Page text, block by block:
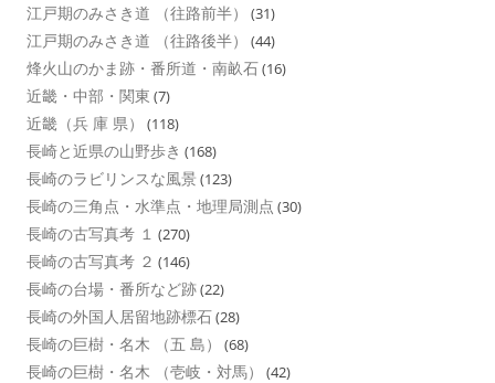
江戸期のみさき道 （往路前半） (31)
江戸期のみさき道 （往路後半） (44)
烽火山のかま跡・番所道・南畝石(16)
近畿・中部・関東 (7)
近畿（兵 庫 県） (118)
長崎と近県の山野歩き (168)
長崎のラビリンスな風景 (123)
長崎の三角点・水準点・地理局測点 (30)
長崎の古写真考 １ (270)
長崎の古写真考 ２ (146)
長崎の台場・番所など跡(22)
長崎の外国人居留地跡標石(28)
長崎の巨樹・名木 （五 島） (68)
長崎の巨樹・名木 （壱岐・対馬） (42)